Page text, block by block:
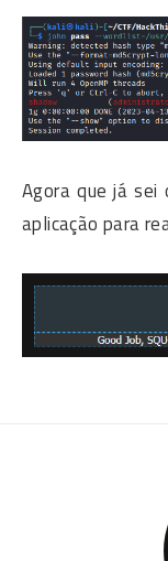
Agora que já
aplicação para